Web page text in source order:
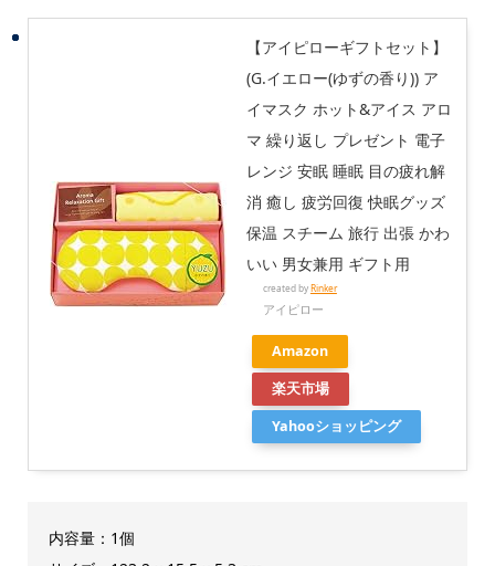
【アイピローギフトセット】
(G.イエロー(ゆずの香り)) ア
イマスク ホット&アイス アロ
マ 繰り返し プレゼント 電子
レンジ 安眠 睡眠 目の疲れ解
消 癒し 疲労回復 快眠グッズ
保温 スチーム 旅行 出張 かわ
いい 男女兼用 ギフト用
created byRinker
アイピロー
Amazon
楽天市場
Yahooショッピング
内容量：1個